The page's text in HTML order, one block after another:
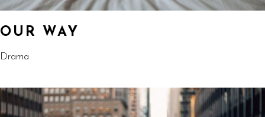
OUR WAY
Drama